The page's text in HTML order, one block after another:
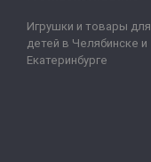
Игрушки и товары для
детей в Челябинске и
Екатеринбурге